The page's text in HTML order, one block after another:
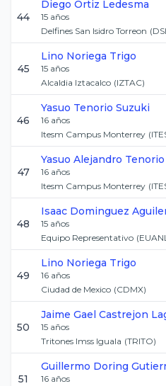
44
Diego Ortiz Ledesma
15 años
Delfines San Isidro Torreon (
45
Lino Noriega Trigo
15 años
Alcaldia Iztacalco (IZTAC)
46
Yasuo Tenorio Suzuki
16 años
Itesm Campus Monterrey (
47
Yasuo Alejandro
16 años
Itesm Campus Monterrey (
48
Isaac Dominguez
15 años
Equipo Representativo (
49
Lino Noriega Trigo
16 años
Ciudad de Mexico (CDMX)
50
Jaime Gael Castrejon
15 años
Tritones Imss Iguala (TRITO)
51
Guillermo Doring
16 años